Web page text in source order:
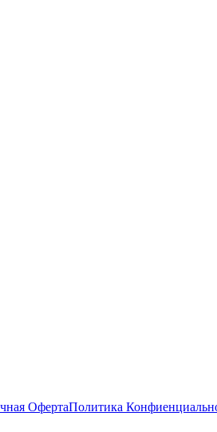
ОфертаПолитика